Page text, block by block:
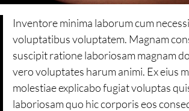
Inventore minima laborum cum
voluptatibus voluptatem. Magnam
suscipit ratione laboriosam magnam
vero voluptates harum animi. Ex eius
molestiae explicabo fugiat voluptas
laboriosam quo hic corporis eos